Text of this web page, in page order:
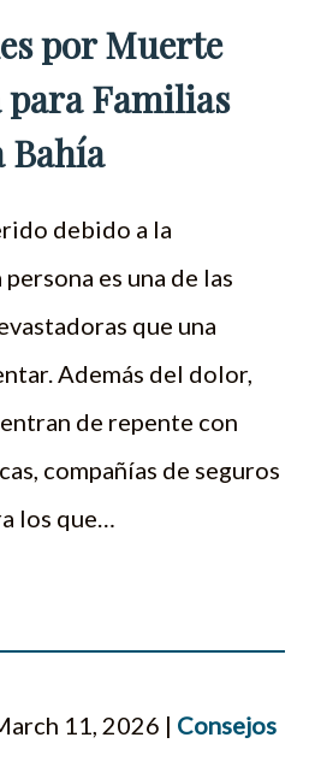
por Muerte
Familias
Bahía
debido a la
es una de las
que una
Además del dolor,
de repente con
compañías de seguros
los que…
11, 2026 | Consejos